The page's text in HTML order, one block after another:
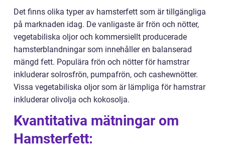
Det finns olika typer av hamsterfett som är tillgängliga
på marknaden idag. De vanligaste är frön och nötter,
vegetabiliska oljor och kommersiellt producerade
hamsterblandningar som innehåller en balanserad
mängd fett. Populära frön och nötter för hamstrar
inkluderar solrosfrön, pumpafrön, och cashewnötter.
Vissa vegetabiliska oljor som är lämpliga för hamstrar
inkluderar olivolja och kokosolja.
Kvantitativa mätningar om
Hamsterfett: